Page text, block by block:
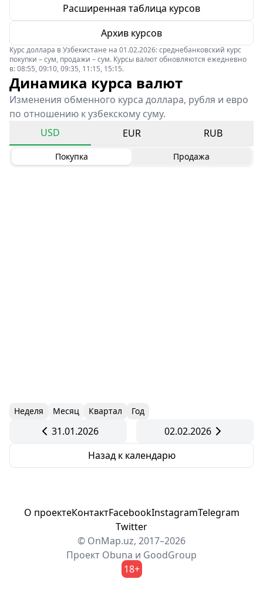
Расширенная таблица курсов
Архив курсов
Курс доллара в Узбекистане на 01.02.2026: среднебанковский курс
покупки – сум, продажи – сум. Курсы валют обновляются ежедневно
в: 08:55, 09:10, 09:35, 11:15, 15:15.
Динамика курса валют
Изменения обменного курса доллара, рубля и евро
по отношению к узбекскому суму.
USD
EUR RUB
Покупка Продажа
Неделя Месяц Квартал Год
31.01.2026
02.02.2026
Назад к календарю
О проектеКонтактFacebookInstagramTelegram
Twitter
© OnMap.uz, 2017–2026
Проект Obuna и GoodGroup
18+